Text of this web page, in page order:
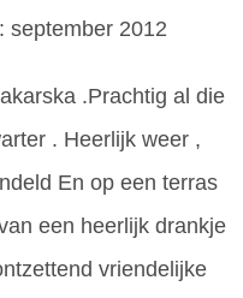
september 2012
.Prachtig al die
. Heerlijk weer ,
En op een terras
een heerlijk drankje
vriendelijke